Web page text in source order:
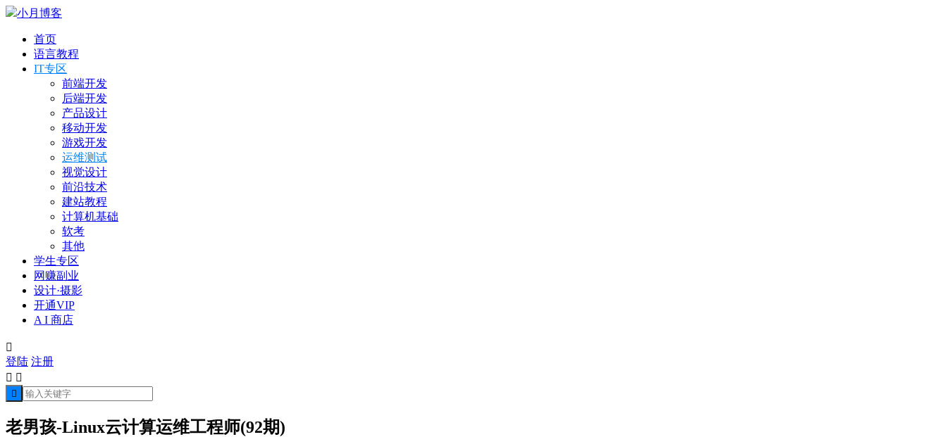
小月博客
首页
语言教程
IT专区
前端开发
后端开发
产品设计
移动开发
游戏开发
运维测试
视觉设计
前沿技术
建站教程
计算机基础
软考
其他
学生专区
网赚副业
设计·摄影
开通VIP
A I 商店

登陆 注册
 

老男孩-Linux云计算运维工程师(92期)